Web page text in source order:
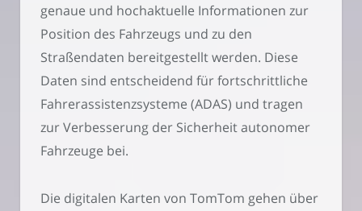
genaue und hochaktuelle Informationen zur
Position des Fahrzeugs und zu den
Straßendaten bereitgestellt werden. Diese
Daten sind entscheidend für fortschrittliche
Fahrerassistenzsysteme (ADAS) und tragen
zur Verbesserung der Sicherheit autonomer
Fahrzeuge bei.
Die digitalen Karten von TomTom gehen über